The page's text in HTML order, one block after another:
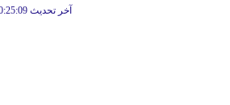
آخر تحديث GMT10:25:09